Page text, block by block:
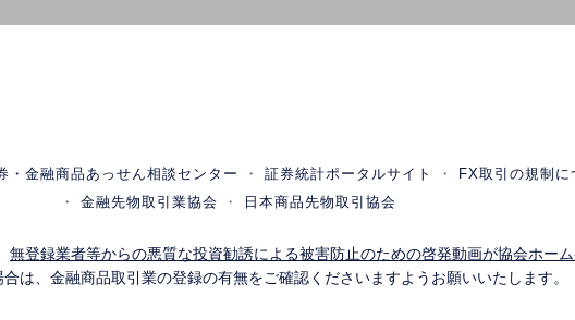
・金融商品あっせん相談センター 証券統計ポータルサイト FX取引の規制に
金融先物取引業協会
日本商品先物取引協会
無登録業者等からの悪質な投資勧誘による被害防止のための啓発動画が協会ホーム
は、金融商品取引業の登録の有無をご確認くださいますようお願いいたします。